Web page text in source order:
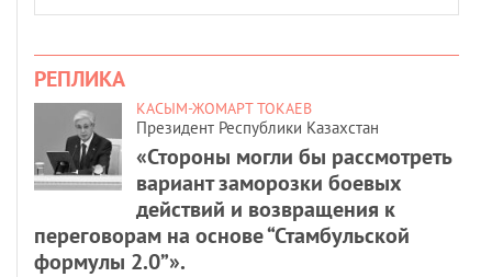
РЕПЛИКА
КАСЫМ-ЖОМАРТ ТОКАЕВ
Президент Республики Казахстан
«Стороны могли бы рассмотреть
вариант заморозки боевых
действий и возвращения к
переговорам на основе “Стамбульской
формулы 2.0”».